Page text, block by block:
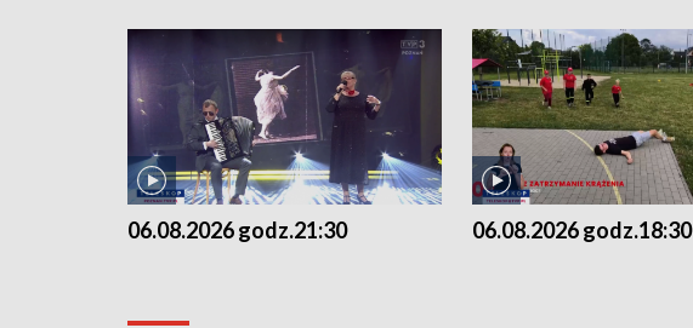
06.08.2026 godz.21:30 06.08.2026 godz.18:30